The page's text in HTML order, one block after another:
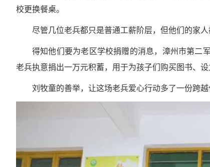
校更换餐桌。
尽管几位老兵都只是普通工薪阶层，但他们的家
得知他们要为老区学校捐赠的消息，漳州市第二
老兵执意捐出一万元积蓄，用于为孩子们购买图书、
刘牧童的善举，让这场老兵爱心行动多了一份跨越